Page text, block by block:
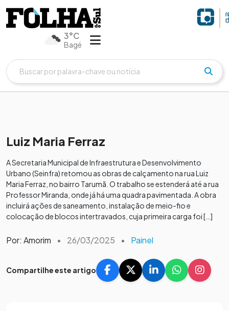
3°C
Bagé
Luiz Maria Ferraz
A Secretaria Municipal de Infraestrutura e Desenvolvimento
Urbano (Seinfra) retomou as obras de calçamento na rua Luiz
Maria Ferraz, no bairro Tarumã. O trabalho se estenderá até a rua
Professor Miranda, onde já há uma quadra pavimentada. A obra
incluirá ações de saneamento, instalação de meio-fio e
colocação de blocos intertravados, cuja primeira carga foi […]
Por: Amorim • 26/03/2025 • Painel
Compartilhe este artigo